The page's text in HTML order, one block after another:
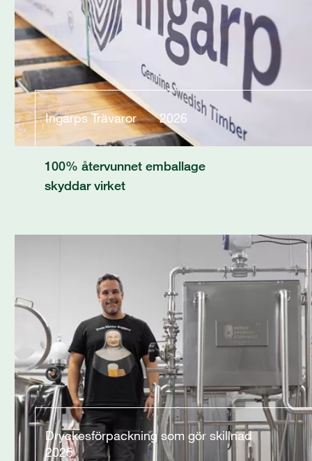
Ingarps Trävaror 2026
100% återvunnet emballage
skyddar virket
Dryckesförpackning som gör skillnad
2025